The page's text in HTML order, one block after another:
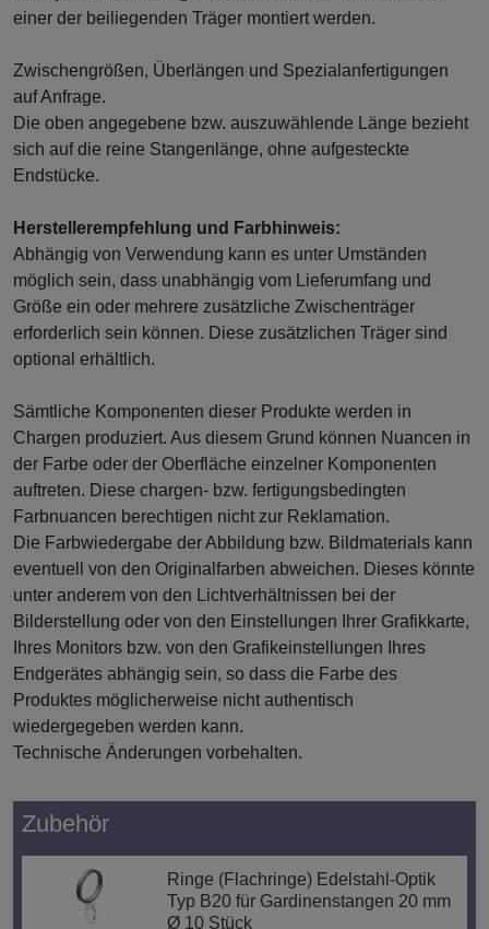
einer der beiliegenden Träger montiert werden.
Zwischengrößen, Überlängen und Spezialanfertigungen
auf Anfrage.
Die oben angegebene bzw. auszuwählende Länge bezieht
sich auf die reine Stangenlänge, ohne aufgesteckte
Endstücke.
Herstellerempfehlung und Farbhinweis:
Abhängig von Verwendung kann es unter Umständen
möglich sein, dass unabhängig vom Lieferumfang und
Größe ein oder mehrere zusätzliche Zwischenträger
erforderlich sein können. Diese zusätzlichen Träger sind
optional erhältlich.
Sämtliche Komponenten dieser Produkte werden in
Chargen produziert. Aus diesem Grund können Nuancen in
der Farbe oder der Oberfläche einzelner Komponenten
auftreten. Diese chargen- bzw. fertigungsbedingten
Farbnuancen berechtigen nicht zur Reklamation.
Die Farbwiedergabe der Abbildung bzw. Bildmaterials kann
eventuell von den Originalfarben abweichen. Dieses könnte
unter anderem von den Lichtverhältnissen bei der
Bilderstellung oder von den Einstellungen Ihrer Grafikkarte,
Ihres Monitors bzw. von den Grafikeinstellungen Ihres
Endgerätes abhängig sein, so dass die Farbe des
Produktes möglicherweise nicht authentisch
wiedergegeben werden kann.
Technische Änderungen vorbehalten.
Zubehör
Ringe (Flachringe) Edelstahl-Optik
Typ B20 für Gardinenstangen 20 mm
Ø 10 Stück